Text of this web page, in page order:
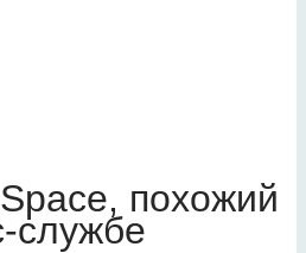
похожий
службе